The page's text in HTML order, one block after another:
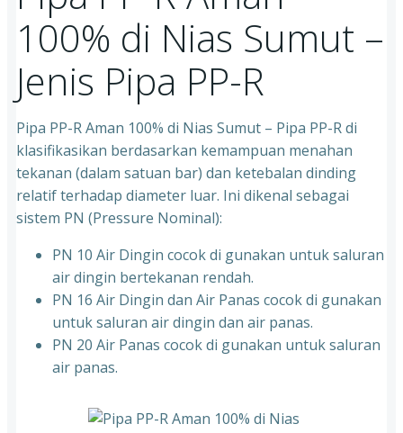
100% di Nias Sumut –
Jenis Pipa PP-R
Pipa PP-R Aman 100% di Nias Sumut – Pipa PP-R di
klasifikasikan berdasarkan kemampuan menahan
tekanan (dalam satuan bar) dan ketebalan dinding
relatif terhadap diameter luar. Ini dikenal sebagai
sistem PN (Pressure Nominal):
PN 10 Air Dingin cocok di gunakan untuk saluran
air dingin bertekanan rendah.
PN 16 Air Dingin dan Air Panas cocok di gunakan
untuk saluran air dingin dan air panas.
PN 20 Air Panas cocok di gunakan untuk saluran
air panas.